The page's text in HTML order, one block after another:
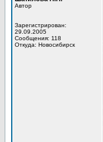
Автор
Зарегистрирован:
29.09.2005
Сообщения: 118
Откуда: Новосибирск